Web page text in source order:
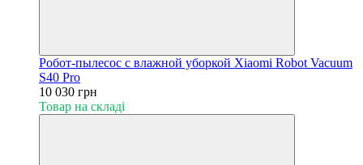
Робот-пылесос с влажной уборкой Xiaomi Robot Vacuum
S40 Pro
10 030 грн
Товар на складі